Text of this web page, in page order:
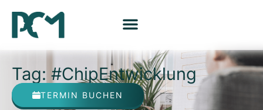
Tag: #ChipEntwicklung
TERMIN BUCHEN